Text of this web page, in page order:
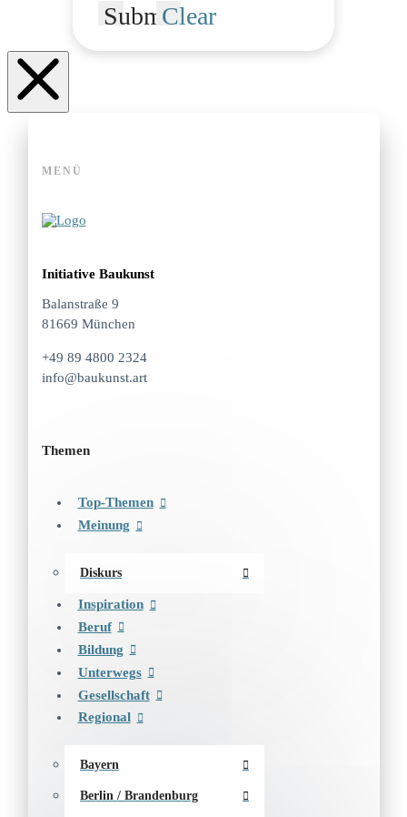
SubmitClear
MENÜ
Initiative Baukunst
Balanstraße 9
81669 München
+49 89 4800 2324
info@baukunst.art
Themen
Top-Themen
Meinung
Diskurs
Inspiration
Beruf
Bildung
Unterwegs
Gesellschaft
Regional
Bayern
Berlin / Brandenburg